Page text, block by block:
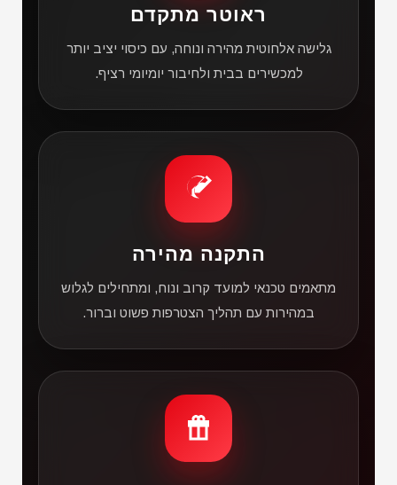
ראוטר מתקדם
גלישה אלחוטית מהירה ונוחה, עם כיסוי יציב יותר
למכשירים בבית ולחיבור יומיומי רציף.
התקנה מהירה
מתאמים טכנאי למועד קרוב ונוח, ומתחילים לגלוש
במהירות עם תהליך הצטרפות פשוט וברור.